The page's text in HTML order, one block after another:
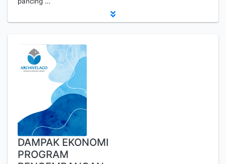
DAMPAK EKONOMI
PROGRAM